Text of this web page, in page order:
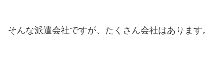
そんな派遣会社ですが、たくさん会社はあります。